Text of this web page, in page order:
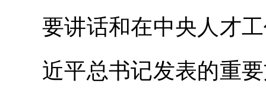
要讲话和在中央人才
近平总书记发表的重